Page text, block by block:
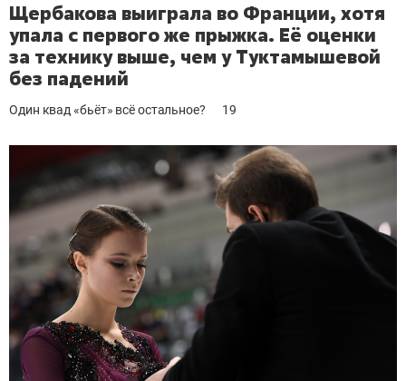
Щербакова выиграла во Франции, хотя
упала с первого же прыжка. Её оценки
за технику выше, чем у Туктамышевой
без падений
Один квад «бьёт» всё остальное? 19